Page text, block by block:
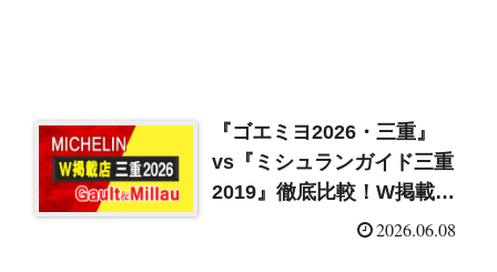
『ゴエミヨ2026・三重』
vs『ミシュランガイド三重
2019』徹底比較！W掲載店
2026.06.08